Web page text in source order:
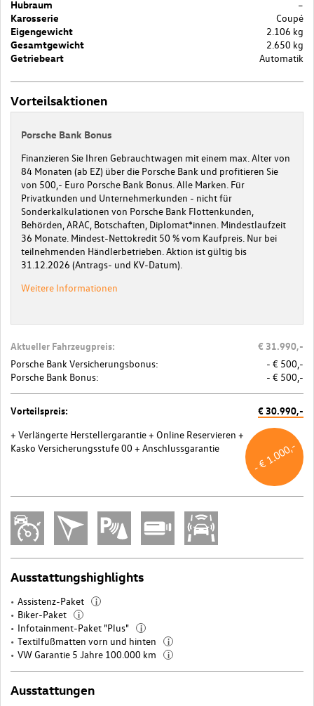
Hubraum
–
Karosserie
Coupé
Eigengewicht
2.106 kg
Gesamtgewicht
2.650 kg
Getriebeart
Automatik
Vorteilsaktionen
Porsche Bank Bonus
Finanzieren Sie Ihren Gebrauchtwagen mit einem max. Alter von
84 Monaten (ab EZ) über die Porsche Bank und profitieren Sie
von 500,- Euro Porsche Bank Bonus. Alle Marken. Für
Privatkunden und Unternehmerkunden - nicht für
Sonderkalkulationen von Porsche Bank Flottenkunden,
Behörden, ARAC, Botschaften, Diplomat*innen. Mindestlaufzeit
36 Monate. Mindest-Nettokredit 50 % vom Kaufpreis. Nur bei
teilnehmenden Händlerbetrieben. Aktion ist gültig bis
31.12.2026 (Antrags- und KV-Datum).
Weitere Informationen
Aktueller Fahrzeugpreis: € 31.990,-
Porsche Bank Versicherungsbonus:
- € 500,-
Porsche Bank Bonus:
- € 500,-
Vorteilspreis: € 30.990,-
+ Verlängerte Herstellergarantie+ Online Reservieren +
Kasko Versicherungsstufe 00 + Anschlussgarantie - € 1.000,-
Ausstattungshighlights
Assistenz-Paket i
Biker-Paket i
Infotainment-Paket "Plus" i
Textilfußmatten vorn und hinten i
VW Garantie 5 Jahre 100.000 km i
Ausstattungen